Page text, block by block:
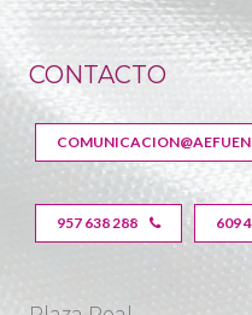
CONTACTO
957 638 288 609